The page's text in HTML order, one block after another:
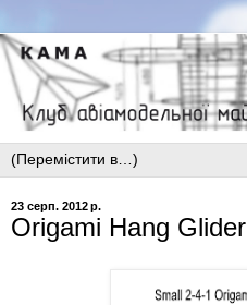
23 серп. 2012 р.
Origami Hang Glider